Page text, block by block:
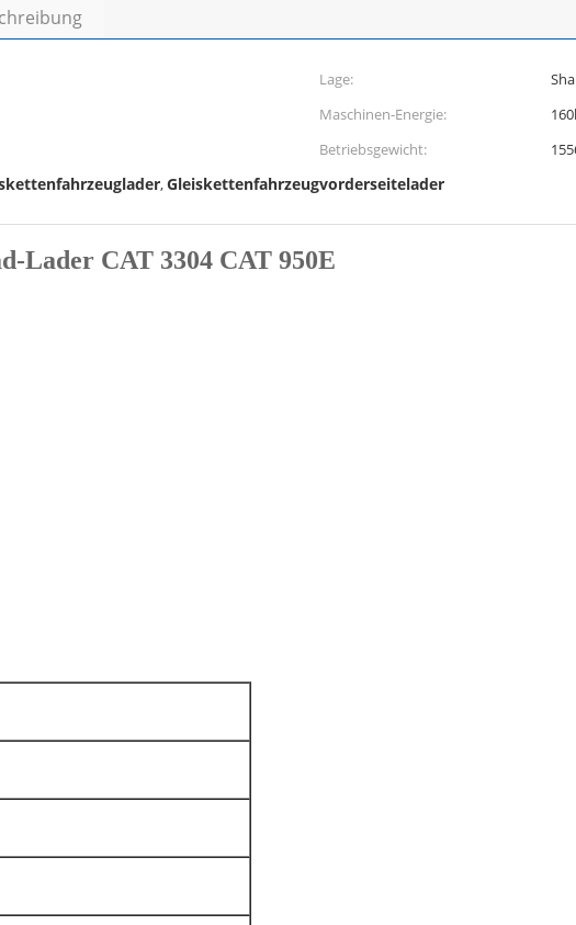
Lage:
Maschinen-Energie:
Betriebsgewicht:
,Gleiskettenfahrzeugvorderseitelader
Lader CAT 3304 CAT 950E